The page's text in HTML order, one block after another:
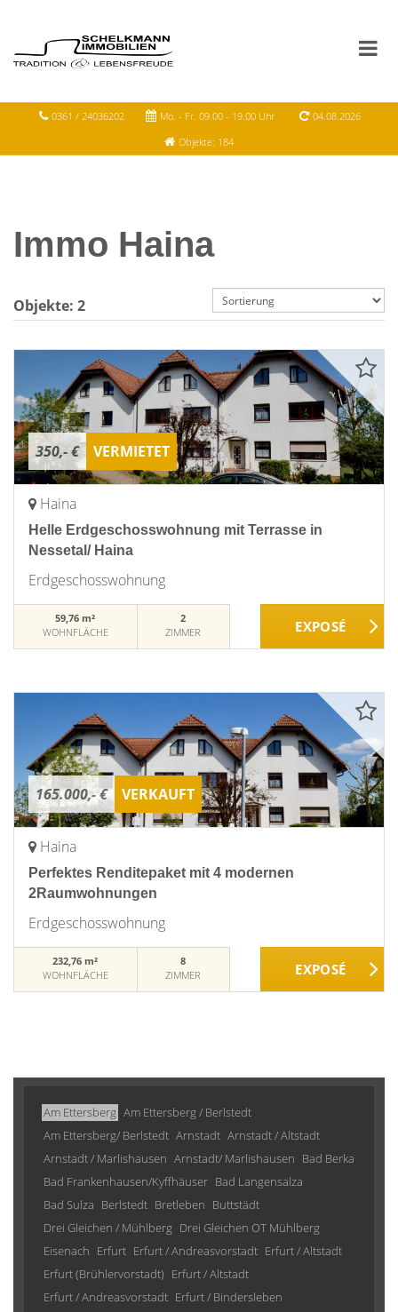
0361 / 24036202 Mo. - Fr. 09.00 - 19.00 Uhr
04.08.2026
Objekte: 184
Immo Haina
Objekte: 2
350,- € VERMIETET
Haina
Helle Erdgeschosswohnung mit Terrasse in
Nessetal/ Haina
Erdgeschosswohnung
59,76 m²
WOHNFLÄCHE
2
ZIMMER
165.000,- € VERKAUFT
Haina
Perfektes Renditepaket mit 4 modernen
2Raumwohnungen
Erdgeschosswohnung
232,76 m²
WOHNFLÄCHE
8
ZIMMER
Am Ettersberg Am Ettersberg / Berlstedt
Am Ettersberg/ Berlstedt Arnstadt Arnstadt / Altstadt
Arnstadt / Marlishausen Arnstadt/ Marlishausen Bad Berka
Bad Frankenhausen/Kyffhäuser Bad Langensalza
Bad Sulza Berlstedt Bretleben Buttstädt
Drei Gleichen / Mühlberg Drei Gleichen OT Mühlberg
Eisenach Erfurt Erfurt / Andreasvorstadt Erfurt / Altstadt
Erfurt (Brühlervorstadt) Erfurt / Altstadt
Erfurt / Andreasvorstadt Erfurt / Bindersleben